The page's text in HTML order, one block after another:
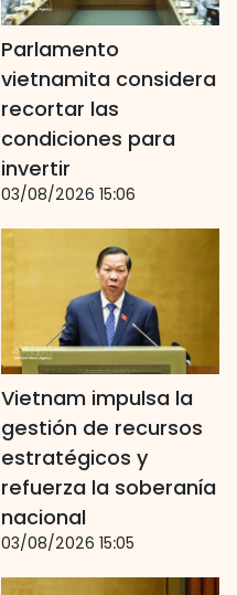
Parlamento
vietnamita considera
recortar las
condiciones para
invertir
03/08/2026 15:06
Vietnam impulsa la
gestión de recursos
estratégicos y
refuerza la soberanía
nacional
03/08/2026 15:05